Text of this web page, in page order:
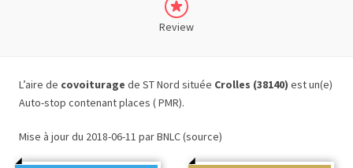
Review
L’aire de covoiturage de ST Nord située Crolles (38140) est un(e)
Auto-stop contenant places ( PMR).
Mise à jour du 2018-06-11 par BNLC (source)